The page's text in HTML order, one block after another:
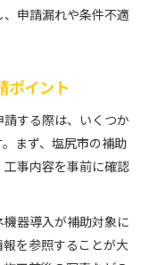
申請漏れや条件不適
ポイント
する際は、いくつか
まず、塩尻市の補助
事内容を事前に確認
器導入が補助対象に
を参照することが大